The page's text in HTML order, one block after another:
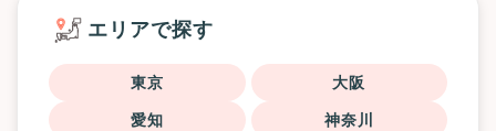
エリアで探す
東京 大阪
愛知 神奈川